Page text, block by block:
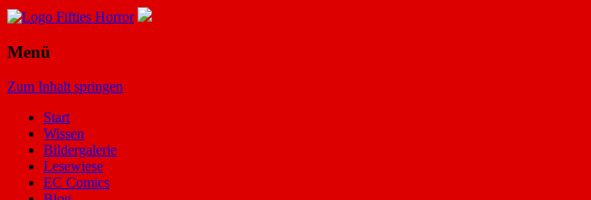
Menü
Zum Inhalt springen
Start
Wissen
Bildergalerie
Lesewiese
EC Comics